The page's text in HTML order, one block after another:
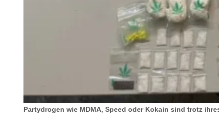
Partydrogen wie MDMA, Speed oder Kokain sind trotz